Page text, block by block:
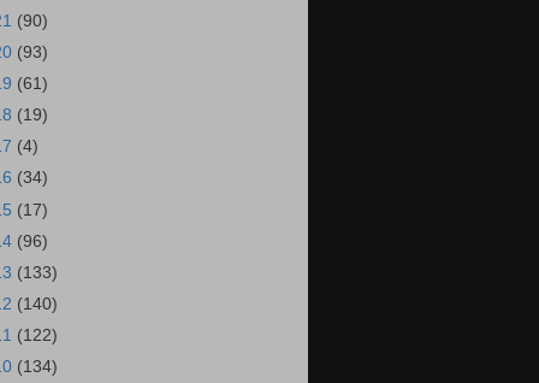
(90)
(93)
(61)
(19)
(4)
(34)
(17)
(96)
(133)
(140)
(122)
(134)